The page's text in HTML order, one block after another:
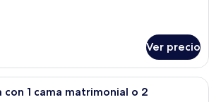
Ver precio
Un dormitorio moderno con una
1 cama matrimonial o 2